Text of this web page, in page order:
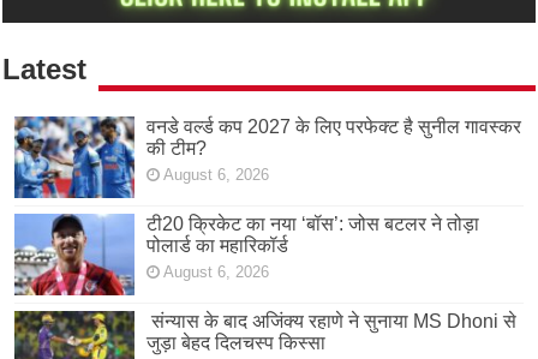
Latest
वनडे वर्ल्ड कप 2027 के लिए परफेक्ट है सुनील गावस्कर
की टीम?
August 6, 2026
टी20 क्रिकेट का नया ‘बॉस’: जोस बटलर ने तोड़ा
पोलार्ड का महारिकॉर्ड
August 6, 2026
संन्यास के बाद अजिंक्‍य रहाणे ने सुनाया MS Dhoni से
जुड़ा बेहद दिलचस्प किस्सा